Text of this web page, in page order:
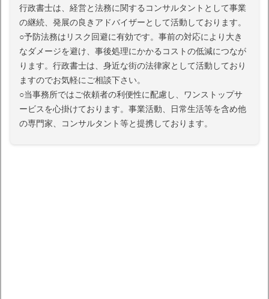
行政書士は、経営と法務に関するコンサルタントとして事業
の継続、発展の良きアドバイザーとして活動しております。
○予防法務はリスク回避に有効です。事前の対応により大き
なダメージを避け、事後処理にかかるコストの低減につなが
ります。行政書士は、身近な街の法律家として活動しており
ますのでお気軽にご相談下さい。
○当事務所ではご依頼者の利便性に配慮し、ワンストップサ
ービスを心掛けております。事業活動、日常生活等を含め他
の専門家、コンサルタント等と提携しております。